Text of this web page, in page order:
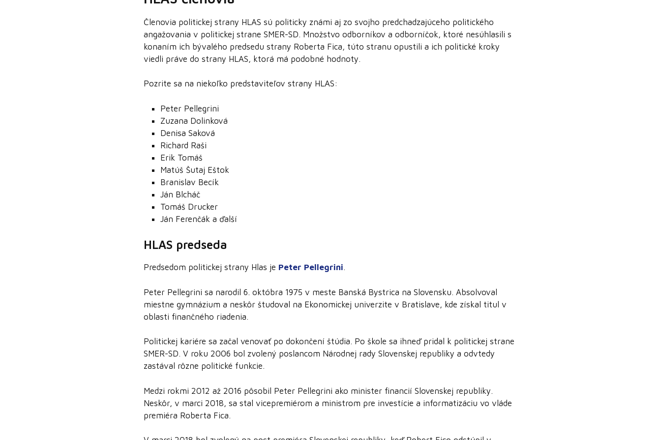
Členovia politickej strany HLAS sú politicky známi aj zo svojho predchadzajúceho politického
angažovania v politickej strane SMER-SD. Množstvo odborníkov a odborníčok, ktoré nesúhlasili s
konaním ich bývalého predsedu strany Roberta Fica, túto stranu opustili a ich politické kroky
viedli práve do strany HLAS, ktorá má podobné hodnoty.
Pozrite sa na niekoľko predstaviteľov strany HLAS:
Peter Pellegrini
Zuzana Dolinková
Denisa Saková
Richard Raši
Erik Tomáš
Matúš Šutaj Eštok
Branislav Becík
Ján Blcháč
Tomáš Drucker
Ján Ferenčák a ďalší
HLAS predseda
Predsedom politickej strany Hlas je Peter Pellegrini.
Peter Pellegrini sa narodil 6. októbra 1975 v meste Banská Bystrica na Slovensku. Absolvoval
miestne gymnázium a neskôr študoval na Ekonomickej univerzite v Bratislave, kde získal titul v
oblasti finančného riadenia.
Politickej kariére sa začal venovať po dokončení štúdia. Po škole sa ihneď pridal k politickej strane
SMER-SD. V roku 2006 bol zvolený poslancom Národnej rady Slovenskej republiky a odvtedy
zastával rôzne politické funkcie.
Medzi rokmi 2012 až 2016 pôsobil Peter Pellegrini ako minister financií Slovenskej republiky.
Neskôr, v marci 2018, sa stal vicepremiérom a ministrom pre investície a informatizáciu vo vláde
premiéra Roberta Fica.